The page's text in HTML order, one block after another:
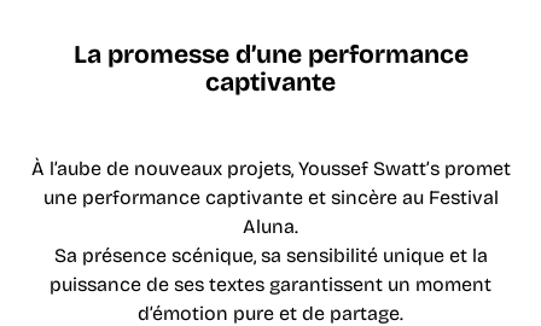
La promesse d’une performance
captivante
À l’aube de nouveaux projets, Youssef Swatt’s promet
une performance captivante et sincère au Festival
Aluna.
Sa présence scénique, sa sensibilité unique et la
puissance de ses textes garantissent un moment
d’émotion pure et de partage.